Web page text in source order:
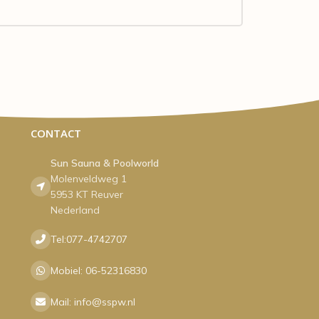
CONTACT
Sun Sauna & Poolworld
Molenveldweg 1
5953 KT Reuver
Nederland
Tel:077-4742707
Mobiel: 06-52316830
Mail: info@sspw.nl